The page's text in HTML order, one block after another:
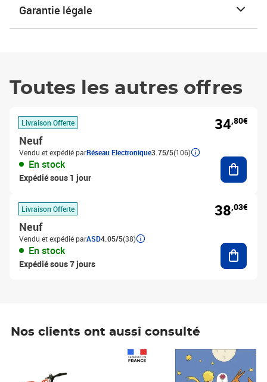
Garantie légale
Toutes les autres offres
Livraison Offerte
Neuf
Vendu et expédié parRéseau Electronique3.75/5(106)
En stock
Expédié sous 1 jour
34,80€
Livraison Offerte
Neuf
Vendu et expédié parASD4.05/5(38)
En stock
Expédié sous 7 jours
38,03€
Nos clients ont aussi consulté
Prix 7,50€